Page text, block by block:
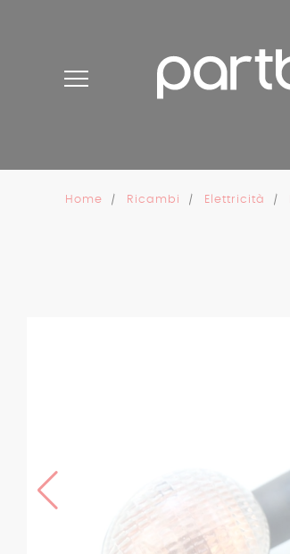
Home Ricambi Elettricità